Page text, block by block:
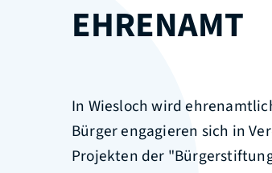
EHRENAMT
In Wiesloch wird
Bürger engagieren sich in
Projekten der